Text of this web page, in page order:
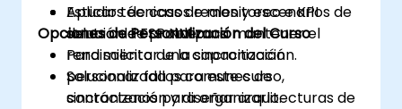
Aplicar técnicas de monitoreo e KPI
dentro de FSP NM para mantener el
rendimiento de la sincronización.
Solucionar fallos comunes de
sincronización y diseñar arquitecturas de
Estudios de casos reales y escenarios de
solución de problemas.
Opciones de Personalización del Curso
Para solicitar una capacitación
personalizada para este curso,
contáctenos para organizarlo.